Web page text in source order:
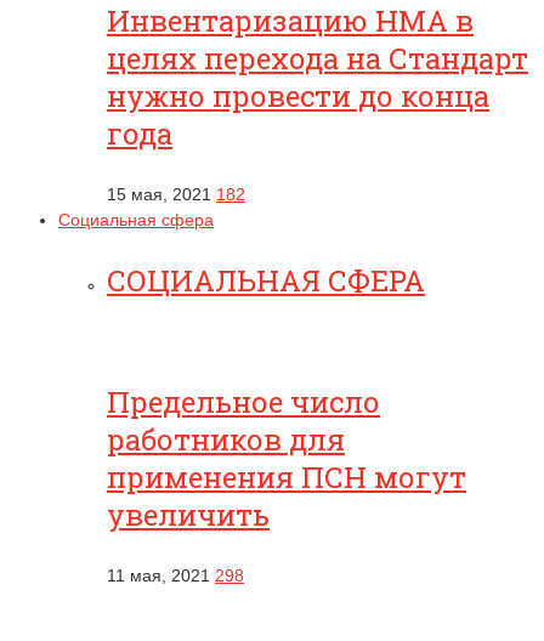
Инвентаризацию НМА в
целях перехода на Стандарт
нужно провести до конца
года
15 мая, 2021 182
Социальная сфера
СОЦИАЛЬНАЯ СФЕРА
Предельное число
работников для
применения ПСН могут
увеличить
11 мая, 2021 298